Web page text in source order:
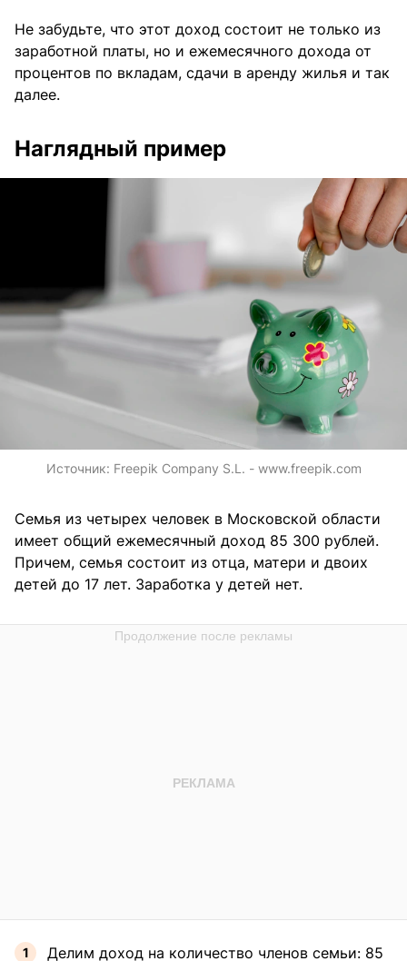
Не забудьте, что этот доход состоит не только из
заработной платы, но и ежемесячного дохода от
процентов по вкладам, сдачи в аренду жилья и так
далее.
Наглядный пример
Источник: Freepik Company S.L. - www.freepik.com
Семья из четырех человек в Московской области
имеет общий ежемесячный доход 85 300 рублей.
Причем, семья состоит из отца, матери и двоих
детей до 17 лет. Заработка у детей нет.
Делим доход на количество членов семьи: 85